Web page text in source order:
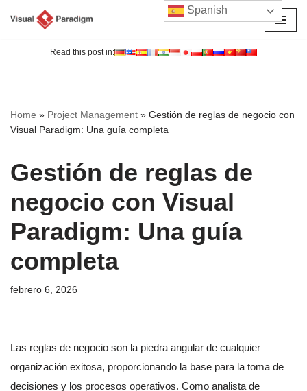
Read this post in:
Home » Project Management » Gestión de reglas de negocio con
Visual Paradigm: Una guía completa
Gestión de reglas de
negocio con Visual
Paradigm: Una guía
completa
febrero 6, 2026
Las reglas de negocio son la piedra angular de cualquier
organización exitosa, proporcionando la base para la toma de
decisiones y los procesos operativos. Como analista de
Spanish